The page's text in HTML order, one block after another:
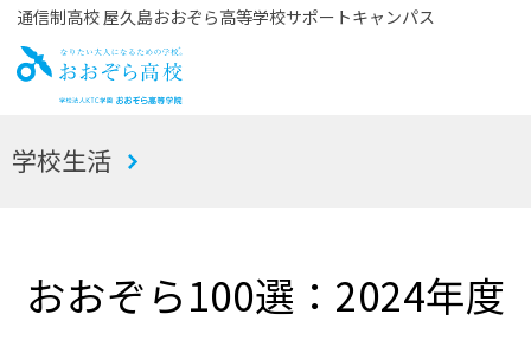
通信制高校 屋久島おおぞら高等学校サポートキャンパス
お
学校生活
おおぞら100選：2024年度